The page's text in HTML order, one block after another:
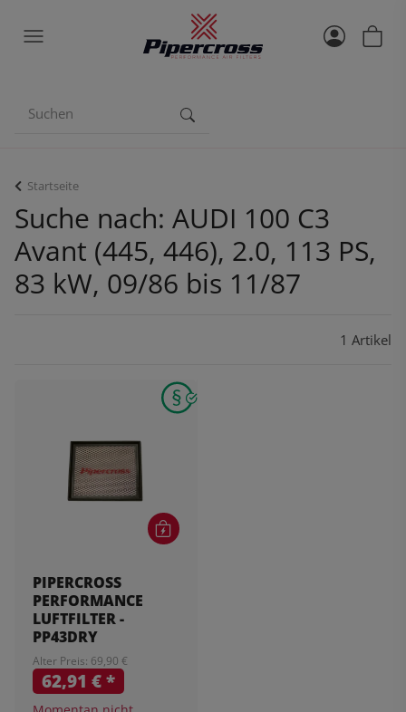
Startseite
Suche nach: AUDI 100 C3
Avant (445, 446), 2.0, 113 PS,
83 kW, 09/86 bis 11/87
1 Artikel
PIPERCROSS
PERFORMANCE
LUFTFILTER -
PP43DRY
Alter Preis: 69,90 €
62,91 €*